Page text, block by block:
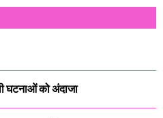
घटनाओं को अंदाजा